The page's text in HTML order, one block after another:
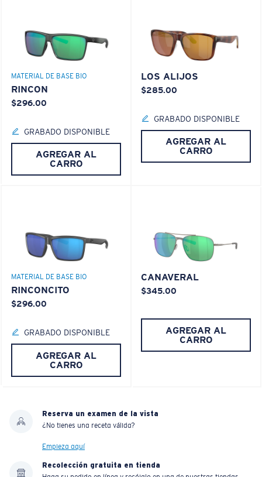
MATERIAL DE BASE BIO
RINCON
$296.00
GRABADO DISPONIBLE
AGREGAR AL
CARRO
LOS ALIJOS
$285.00
GRABADO DISPONIBLE
AGREGAR AL
CARRO
MATERIAL DE BASE BIO
RINCONCITO
$296.00
GRABADO DISPONIBLE
AGREGAR AL
CARRO
CANAVERAL
$345.00
AGREGAR AL
CARRO
Reserva un examen de la vista
¿No tienes una receta válida?
Empieza aquí
Recolección gratuita en tienda